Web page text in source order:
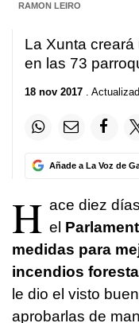
RAMON LEIRO
La Xunta
en las 73
18 nov 2017 .
Añade a La Voz de
H ace diez
el
medidas para
incendios
le dio el visto
aprobarlas de